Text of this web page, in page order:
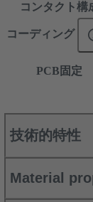
コンタクト構
コーディング
PCB固定
技術的特性
Material